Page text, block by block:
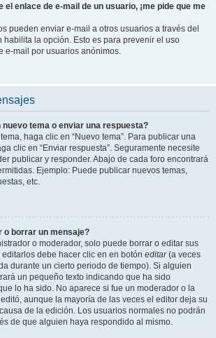
el enlace de e-mail de un usuario, ¡me pide que me
pueden enviar e-mail a otros usuarios a través del
habilita la opción. Esto es para prevenir el uso
e-mail por usuarios anónimos.
tema o enviar una respuesta?
haga clic en “Nuevo tema”. Para publicar una
clic en “Enviar respuesta”. Seguramente necesite
publicar y responder. Abajo de cada foro encontrará
Ejemplo: Puede publicar nuevos temas,
etc.
o borrar un mensaje?
o moderador, solo puede borrar o editar sus
debe hacer clic en en botón editar(a veces
durante un cierto periodo de tiempo). Si alguien
un pequeño texto indicando que ha sido
lo ha sido. No aparece si fue un moderador o la
aunque la mayoría de las veces el editor deja su
de la edición. Los usuarios normales no podrán
de que alguien haya respondido al mismo.